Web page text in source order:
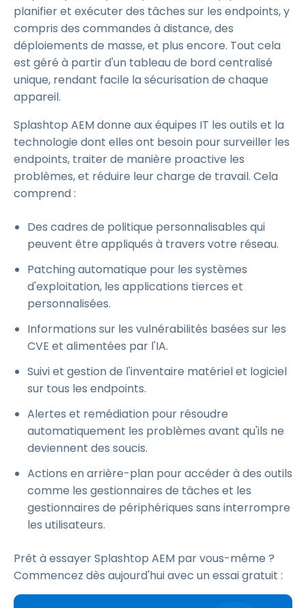
planifier et exécuter des tâches sur les endpoints, y
compris des commandes à distance, des
déploiements de masse, et plus encore. Tout cela
est géré à partir d'un tableau de bord centralisé
unique, rendant facile la sécurisation de chaque
appareil.
Splashtop AEM donne aux équipes IT les outils et la
technologie dont elles ont besoin pour surveiller les
endpoints, traiter de manière proactive les
problèmes, et réduire leur charge de travail. Cela
comprend :
Des cadres de politique personnalisables qui
peuvent être appliqués à travers votre réseau.
Patching automatique pour les systèmes
d'exploitation, les applications tierces et
personnalisées.
Informations sur les vulnérabilités basées sur les
CVE et alimentées par l'IA.
Suivi et gestion de l'inventaire matériel et logiciel
sur tous les endpoints.
Alertes et remédiation pour résoudre
automatiquement les problèmes avant qu'ils ne
deviennent des soucis.
Actions en arrière-plan pour accéder à des outils
comme les gestionnaires de tâches et les
gestionnaires de périphériques sans interrompre
les utilisateurs.
Prêt à essayer Splashtop AEM par vous-même ?
Commencez dès aujourd'hui avec un essai gratuit :